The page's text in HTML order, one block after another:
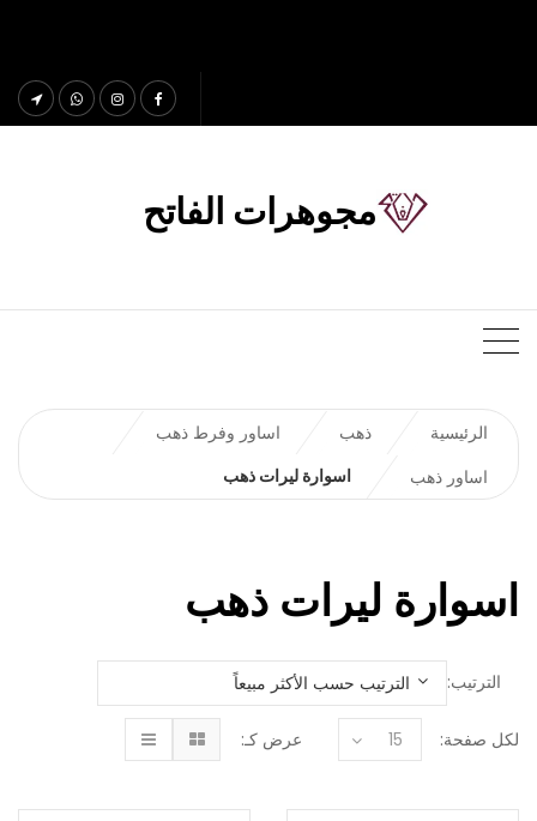
مجوهرات الفاتح
الرئيسية ذهب
اساور وفرط ذهب
اساور ذهب
اسوارة ليرات ذهب
اسوارة ليرات ذهب
الترتيب:
لكل صفحة: 15 عرض كـ: